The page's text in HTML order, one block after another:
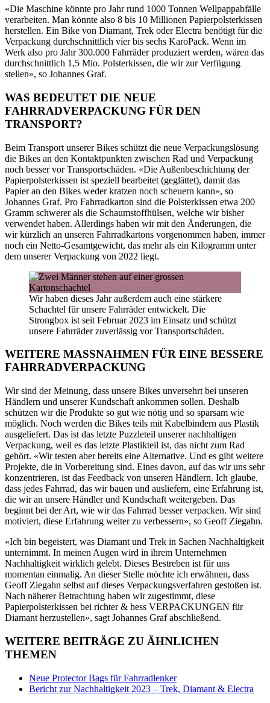
«Die Maschine könnte pro Jahr rund 1000 Tonnen Wellpappabfälle
verarbeiten. Man könnte also 8 bis 10 Millionen Papierpolsterkissen
herstellen. Ein Bike von Diamant, Trek oder Electra benötigt für die
Verpackung durchschnittlich vier bis sechs KaroPack. Wenn im
Werk also pro Jahr 300.000 Fahrräder produziert werden, wären das
durchschnittlich 1,5 Mio. Polsterkissen, die wir zur Verfügung
stellen», so Johannes Graf.
WAS BEDEUTET DIE NEUE
FAHRRADVERPACKUNG FÜR DEN
TRANSPORT?
Beim Transport unserer Bikes schützt die neue Verpackungslösung
die Bikes an den Kontaktpunkten zwischen Rad und Verpackung
noch besser vor Transportschäden. «Die Außenbeschichtung der
Papierpolsterkissen ist speziell bearbeitet (geglättet), damit das
Papier an den Bikes weder kratzen noch scheuern kann», so
Johannes Graf. Pro Fahrradkarton sind die Polsterkissen etwa 200
Gramm schwerer als die Schaumstoffhülsen, welche wir bisher
verwendet haben. Allerdings haben wir mit den Änderungen, die
wir kürzlich an unseren Fahrradkartons vorgenommen haben, immer
noch ein Netto-Gesamtgewicht, das mehr als ein Kilogramm unter
dem unserer Verpackung von 2022 liegt.
Wir haben dieses Jahr außerdem auch eine stärkere
Schachtel für unsere Fahrräder entwickelt. Die
Strongbox ist seit Februar 2023 im Einsatz und schützt
unsere Fahrräder zuverlässig vor Transportschäden.
WEITERE MASSNAHMEN FÜR EINE BESSERE
FAHRRADVERPACKUNG
Wir sind der Meinung, dass unsere Bikes unversehrt bei unseren
Händlern und unserer Kundschaft ankommen sollen. Deshalb
schützen wir die Produkte so gut wie nötig und so sparsam wie
möglich. Noch werden die Bikes teils mit Kabelbindern aus Plastik
ausgeliefert. Das ist das letzte Puzzleteil unserer nachhaltigen
Verpackung, weil es das letzte Plastikteil ist, das nicht zum Rad
gehört. «Wir testen aber bereits eine Alternative. Und es gibt weitere
Projekte, die in Vorbereitung sind. Eines davon, auf das wir uns sehr
konzentrieren, ist das Feedback von unseren Händlern. Ich glaube,
dass jedes Fahrrad, das wir bauen und ausliefern, eine Erfahrung ist,
die wir an unsere Händler und Kundschaft weitergeben. Das
beginnt bei der Art, wie wir das Fahrrad besser verpacken. Wir sind
motiviert, diese Erfahrung weiter zu verbessern», so Geoff Ziegahn.
«Ich bin begeistert, was Diamant und Trek in Sachen Nachhaltigkeit
unternimmt. In meinen Augen wird in ihrem Unternehmen
Nachhaltigkeit wirklich gelebt. Dieses Bestreben ist für uns
momentan einmalig. An dieser Stelle möchte ich erwähnen, dass
Geoff Ziegahn selbst auf dieses Verpackungsverfahren gestoßen ist.
Nach näherer Betrachtung haben wir zugestimmt, diese
Papierpolsterkissen bei richter & hess VERPACKUNGEN für
Diamant herzustellen», sagt Johannes Graf abschließend.
WEITERE BEITRÄGE ZU ÄHNLICHEN
THEMEN
Neue Protector Bags für Fahrradlenker
Bericht zur Nachhaltigkeit 2023 – Trek, Diamant & Electra